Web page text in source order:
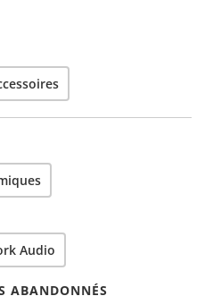
Audio
ABANDONNÉS